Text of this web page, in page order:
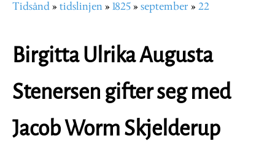
Navigasjonssti
Tidsånd tidslinjen 1825 september 22
Birgitta Ulrika Augusta
Stenersen gifter seg med
Jacob Worm Skjelderup